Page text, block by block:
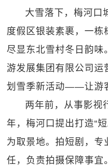
大雪落下，梅河口
度假区银装素裹，一栋
尽显东北雪村冬日韵味
游发展集团有限公司运
划雪季新活动——让游
两年前，从事影视
年，梅河口提出打造“
为取景地。拍短剧，专
任，负责拍摄保障事宜